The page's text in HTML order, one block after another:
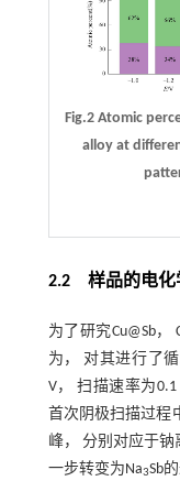
Fig.2 Atomic
alloy at
2.2 样品的电化
为了研究Cu@Sb，
为， 对其进行了
V， 扫描速率为0.1
首次阴极扫描过程
峰， 分别对应于钠
一步转变为Na3Sb